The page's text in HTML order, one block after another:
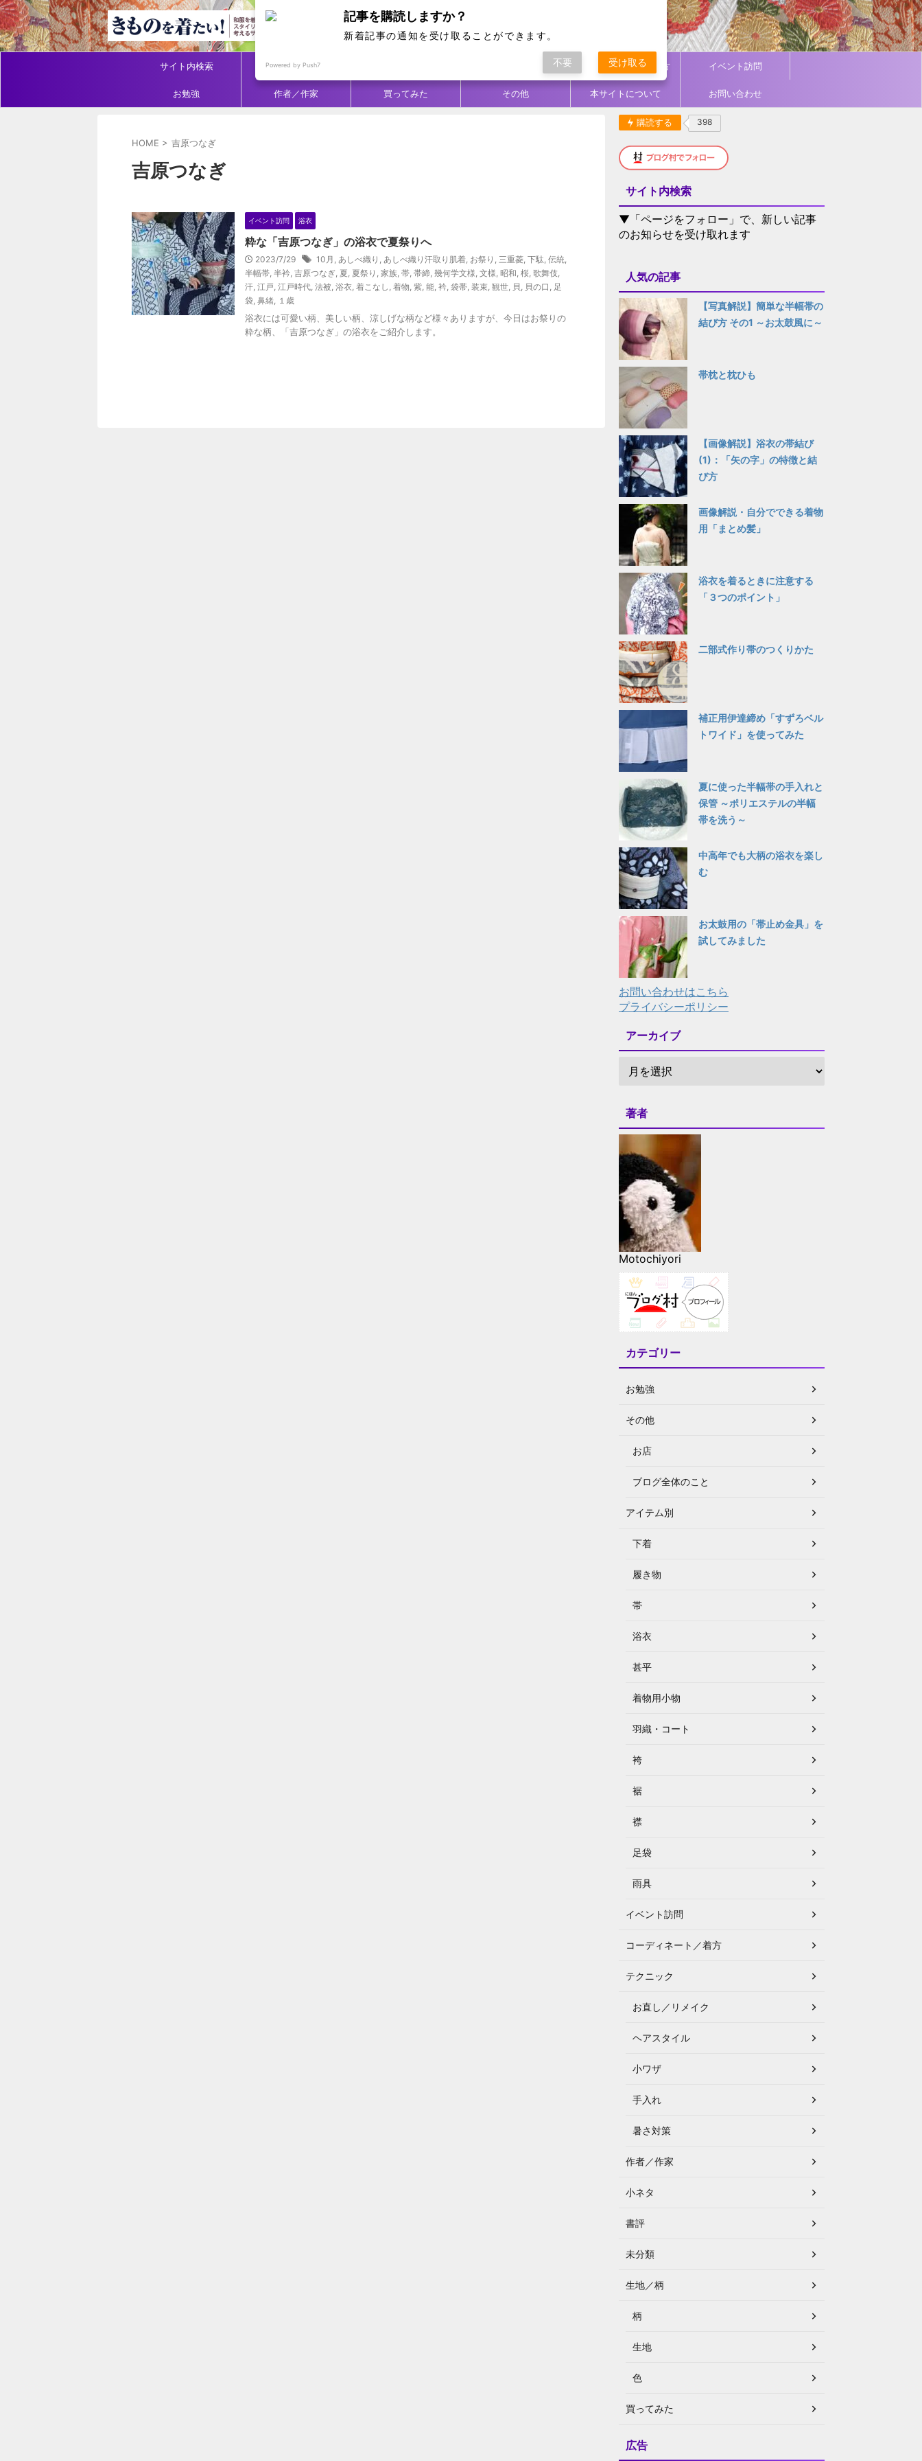
サイト内検索 アイテム別 コーディネート／着方 イベント訪問
お勉強 作者／作家 買ってみた その他 本サイトについて お問い合わせ
HOME > 吉原つなぎ
吉原つなぎ
イベント訪問 浴衣
粋な「吉原つなぎ」の浴衣で夏祭りへ
2023/7/29 10月 あしべ織り あしべ織り汗取り肌着 お祭り 三重菱 下駄 伝統
半幅帯 半衿 吉原つなぎ 夏 夏祭り 家族 帯 帯締 幾何学文様 文様 昭和 桜 歌舞伎
汗 江戸 江戸時代 法被 浴衣 着こなし 着物 紫 能 衿 袋帯 装束 観世 貝 貝の口
足
袋 鼻緒 １歳
浴衣には可愛い柄、美しい柄、涼しげな柄など様々ありますが、今日はお祭りの
粋な柄、「吉原つなぎ」の浴衣をご紹介します。
購読する 398
サイト内検索
▼「ページをフォロー」で、新しい記事
のお知らせを受け取れます
人気の記事
【写真解説】簡単な半幅帯の
結び方 その1 ～お太鼓風に～
帯枕と枕ひも
【画像解説】浴衣の帯結び
(1)：「矢の字」の特徴と結
び方
画像解説・自分でできる着物
用「まとめ髪」
浴衣を着るときに注意する
「３つのポイント」
二部式作り帯のつくりかた
補正用伊達締め「すずろベル
トワイド」を使ってみた
夏に使った半幅帯の手入れと
保管 ～ポリエステルの半幅
帯を洗う～
中高年でも大柄の浴衣を楽し
む
お太鼓用の「帯止め金具」を
試してみました
お問い合わせはこちら
プライバシーポリシー
アーカイブ
著者
Motochiyori
カテゴリー
お勉強
その他
お店
ブログ全体のこと
アイテム別
下着
履き物
帯
浴衣
甚平
着物用小物
羽織・コート
袴
裾
襟
足袋
雨具
イベント訪問
コーディネート／着方
テクニック
お直し／リメイク
ヘアスタイル
小ワザ
手入れ
暑さ対策
作者／作家
小ネタ
書評
未分類
生地／柄
柄
生地
色
買ってみた
広告
記事を購読しますか？
新着記事の通知を受け取ることができます。
Powered by Push7 不要 受け取る